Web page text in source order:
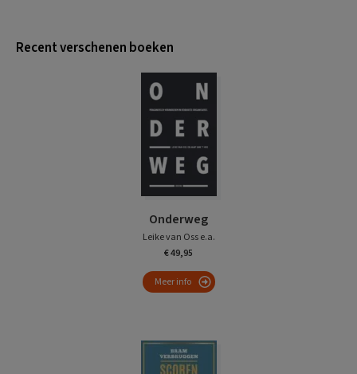
Recent verschenen boeken
Onderweg
Leike van Oss e.a.
€ 49,95
Meer info